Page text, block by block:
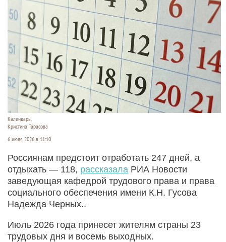
Календарь.
Кристина Тарасова
6 июля 2026 в 11:10
Россиянам предстоит отработать 247 дней, а
отдыхать — 118, рассказала РИА Новости
заведующая кафедрой трудового права и права
социального обеспечения имени К.Н. Гусова
Надежда Черных..
Июль 2026 года принесет жителям страны 23
трудовых дня и восемь выходных.